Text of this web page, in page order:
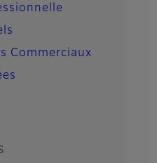
Commerciaux